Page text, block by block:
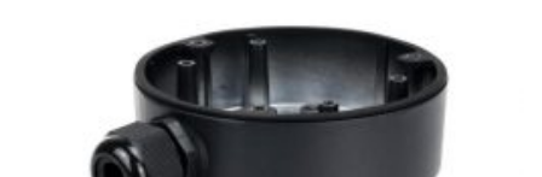
kívánságlistához